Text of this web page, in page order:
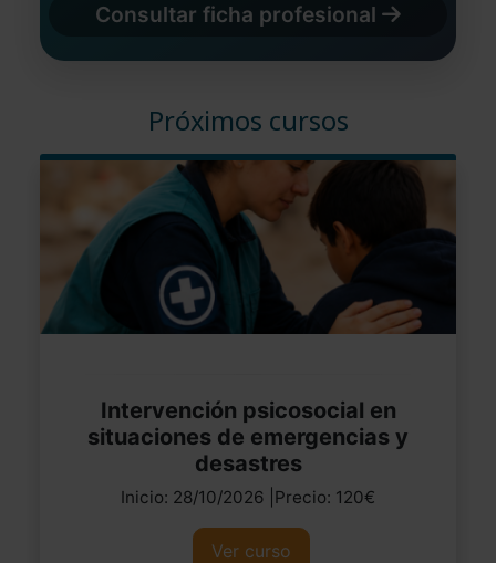
Consultar ficha profesional
Próximos cursos
Intervención psicosocial en
situaciones de emergencias y
desastres
Inicio: 28/10/2026 |Precio: 120€
Ver curso